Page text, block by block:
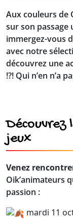
Aux couleurs de
sur son passage
immergez-vous
avec notre
découvrez une
!?! Qui n’en n’a
Découvrez
jeux
Venez
Oik’animateurs
passion :
mardi 11